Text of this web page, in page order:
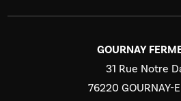
GOURNAY
31 Rue Notre
76220 GOURNAY-